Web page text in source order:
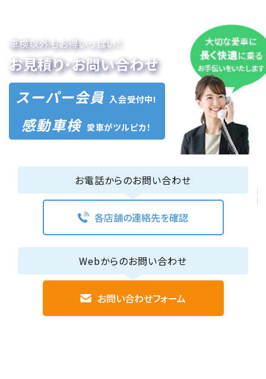
車検以外もお得いっぱい！
お見積り・お問い合わせ
スーパー会員 入会受付中!
感動車検 愛車がツルピカ！
お電話からのお問い合わせ
各店舗の連絡先を確認
Webからのお問い合わせ
お問い合わせフォーム